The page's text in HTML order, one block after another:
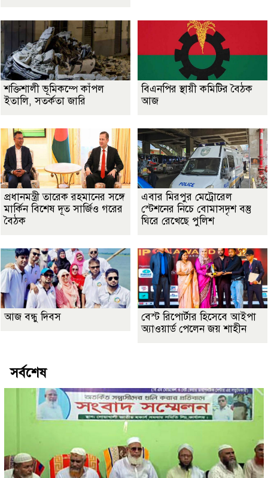
শক্তিশালী ভূমিকম্পে কাঁপল
ইতালি, সতর্কতা জারি
বিএনপির স্থায়ী কমিটির বৈঠক
আজ
প্রধানমন্ত্রী তারেক রহমানের সঙ্গে
মার্কিন বিশেষ দূত সার্জিও গরের
বৈঠক
এবার মিরপুর মেট্রোরেল
স্টেশনের নিচে বোমাসদৃশ বস্তু
ঘিরে রেখেছে পুলিশ
আজ বন্ধু দিবস
বেস্ট রিপোর্টার হিসেবে আইপা
অ্যাওয়ার্ড পেলেন জয় শাহীন
সর্বশেষ